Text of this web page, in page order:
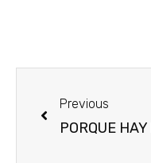
Previous